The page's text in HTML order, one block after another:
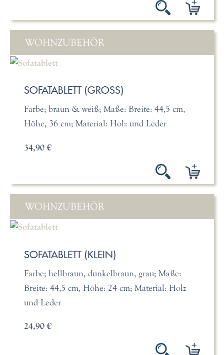
WOHNZUBEHÖR
SOFATABLETT (GROSS)
Farbe; braun & weiß; Maße: Breite: 44,5 cm,
Höhe, 36 cm; Material: Holz und Leder
34,90 €
WOHNZUBEHÖR
SOFATABLETT (KLEIN)
Farbe; hellbraun, dunkelbraun, grau; Maße:
Breite: 44,5 cm, Höhe: 24 cm; Material: Holz
und Leder
24,90 €